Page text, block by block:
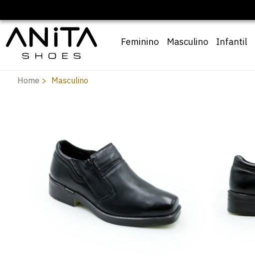
Feminino Masculino Infantil
Home Masculino